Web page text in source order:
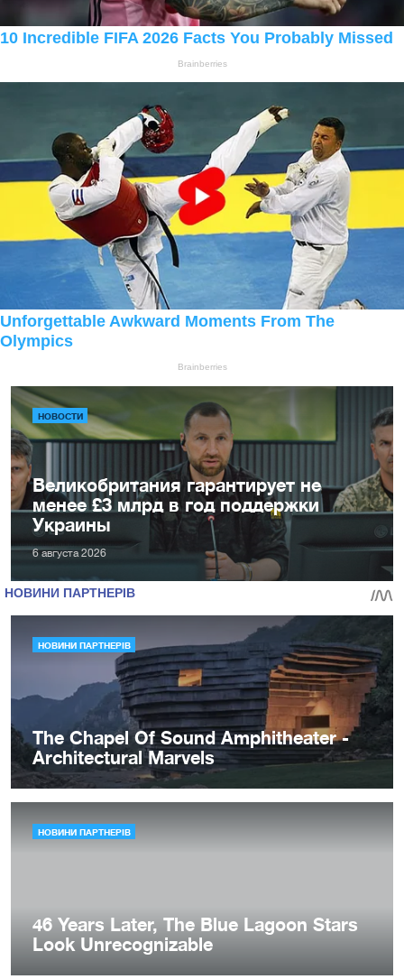
НОВОСТИ
Великобритания гарантирует не
менее £3 млрд в год поддержки
Украины
6 августа 2026